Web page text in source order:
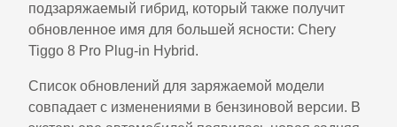
подзаряжаемый гибрид, который также получит
обновленное имя для большей ясности: Chery
Tiggo 8 Pro Plug-in Hybrid.
Список обновлений для заряжаемой модели
совпадает с изменениями в бензиновой версии. В